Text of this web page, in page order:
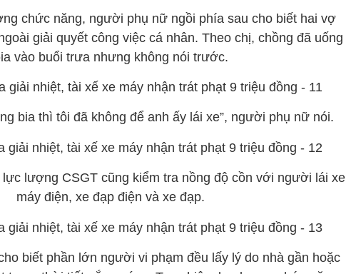
chức năng, người phụ nữ ngồi phía sau cho biết hai vợ
giải quyết công việc cá nhân. Theo chị, chồng đã uống
vào buổi trưa nhưng không nói trước.
bia thì tôi đã không để anh ấy lái xe”, người phụ nữ nói.
lực lượng CSGT cũng kiểm tra nồng độ cồn với người lái xe
máy điện, xe đạp điện và xe đạp.
biết phần lớn người vi phạm đều lấy lý do nhà gần hoặc